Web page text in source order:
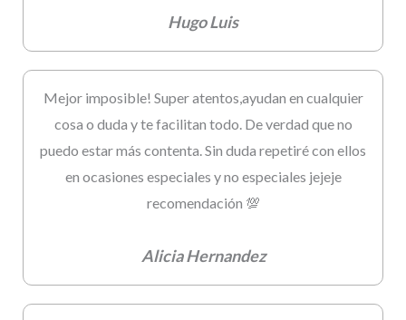
Hugo Luis
Mejor imposible! Super atentos,ayudan en cualquier
cosa o duda y te facilitan todo. De verdad que no
puedo estar más contenta. Sin duda repetiré con ellos
en ocasiones especiales y no especiales jejeje
recomendación 💯
Alicia Hernandez